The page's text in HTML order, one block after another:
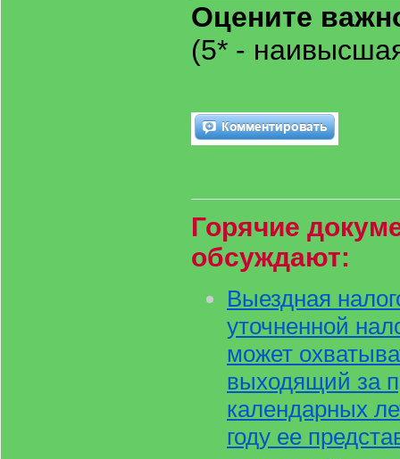
Оцените
(5* -
Горячие
обсуждают:
Выездная
уточненной
может
выходящий за
календарных
году ее